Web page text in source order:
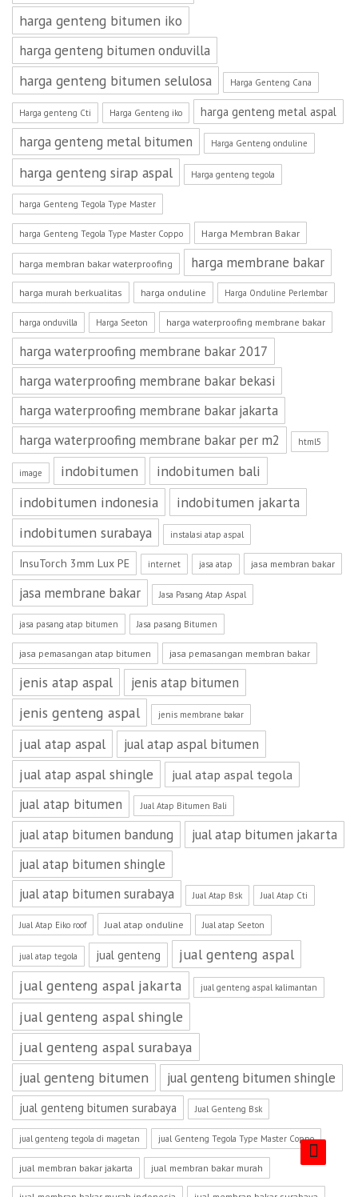
harga genteng bitumen iko
harga genteng bitumen onduvilla
harga genteng bitumen selulosa Harga Genteng Cana
Harga genteng Cti Harga Genteng iko harga genteng metal aspal
harga genteng metal bitumen Harga Genteng onduline
harga genteng sirap aspal Harga genteng tegola
harga Genteng Tegola Type Master
harga Genteng Tegola Type Master Coppo Harga Membran Bakar
harga membran bakar waterproofing harga membrane bakar
harga murah berkualitas harga onduline Harga Onduline Perlembar
harga onduvilla Harga Seeton harga waterproofing membrane bakar
harga waterproofing membrane bakar 2017
harga waterproofing membrane bakar bekasi
harga waterproofing membrane bakar jakarta
harga waterproofing membrane bakar per m2
html5
image indobitumen
indobitumen bali
indobitumen indonesia
indobitumen jakarta
indobitumen surabaya
instalasi atap aspal
InsuTorch 3mm Lux PE internet jasa atap jasa membran bakar
jasa membrane bakar Jasa Pasang Atap Aspal
jasa pasang atap bitumen Jasa pasang Bitumen
jasa pemasangan atap bitumen jasa pemasangan membran bakar
jenis atap aspal jenis atap bitumen
jenis genteng aspal jenis membrane bakar
jual atap aspal jual atap aspal bitumen
jual atap aspal shingle jual atap aspal tegola
jual atap bitumen Jual Atap Bitumen Bali
jual atap bitumen bandung
jual atap bitumen jakarta
jual atap bitumen shingle
jual atap bitumen surabaya
Jual Atap Bsk Jual Atap Cti
Jual Atap Eiko roof Jual atap onduline Jual atap Seeton
jual atap tegola jual genteng
jual genteng aspal
jual genteng aspal jakarta
jual genteng aspal kalimantan
jual genteng aspal shingle
jual genteng aspal surabaya
jual genteng bitumen
jual genteng bitumen shingle
jual genteng bitumen surabaya Jual Genteng Bsk
jual genteng tegola di magetan jual Genteng Tegola Type Master Coppo
jual membran bakar jakarta jual membran bakar murah